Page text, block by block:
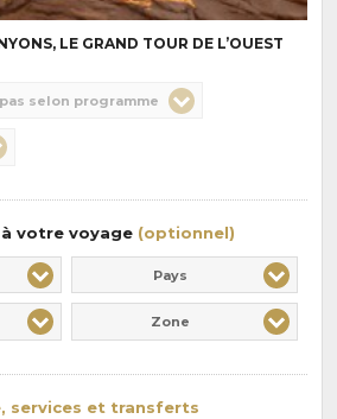
LE GRAND TOUR DE L’OUEST
selon programme
votre voyage (optionnel)
Pays
Zone
services et transferts